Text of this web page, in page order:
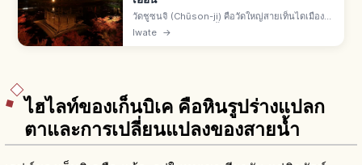
วัดชูซนจิ (Chūson-ji) คือวัดใหญ่สายเท็นไดเมืองฮิ
ราอิซึมิ จ.อิวาเตะ ก่อตั้งปี 850 โดยจิกากุไดชิ เอ็น
Iwate →
ไฮไลท์ของเก็นบิเค คือหินรูปร่างแปลก
ตาและการเปลี่ยนแปลงของสายน้ำ